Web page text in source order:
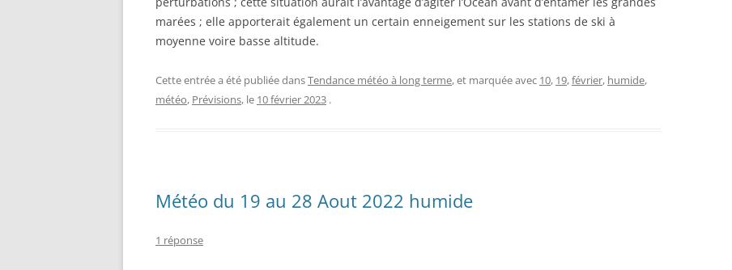
marées ; elle apporterait également un certain enneigement sur les stations de ski à
moyenne voire basse altitude.
Cette entrée a été publiée dansTendance météo à long terme, et marquée avec 10, 19,février, humide,
météo, Prévisions, le 10 février 2023 .
Météo du 19 au 28 Aout 2022 humide
1 réponse